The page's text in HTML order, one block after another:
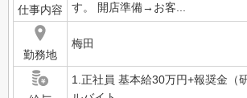
仕事内容
す。 開店準備→お客...
勤務地
梅田
1.正社員 基本給30万円+報奨金（